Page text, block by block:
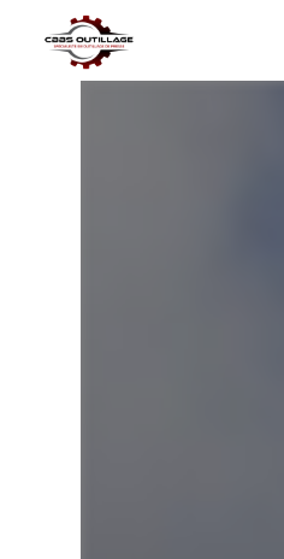
Panneau de gestion des cookies